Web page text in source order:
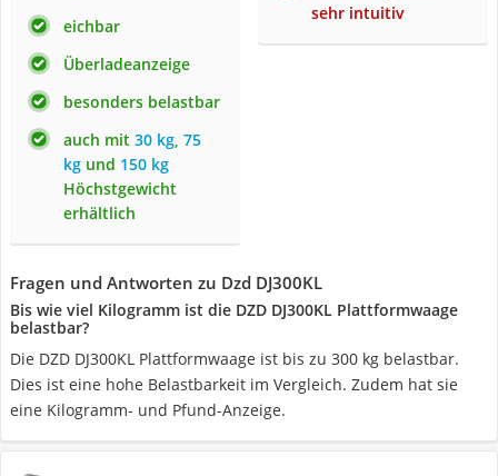
eichbar
Überladeanzeige
besonders belastbar
auch mit 30 kg, 75
kg und 150 kg
Höchstgewicht
erhältlich
sehr intuitiv
Fragen und Antworten zu Dzd DJ300KL
Bis wie viel Kilogramm ist die DZD DJ300KL Plattformwaage
belastbar?
Die DZD DJ300KL Plattformwaage ist bis zu 300 kg belastbar.
Dies ist eine hohe Belastbarkeit im Vergleich. Zudem hat sie
eine Kilogramm- und Pfund-Anzeige.